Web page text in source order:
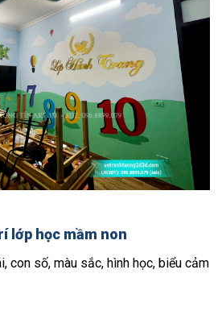
lớp học mầm non
con số, màu sắc, hình học, biểu cảm